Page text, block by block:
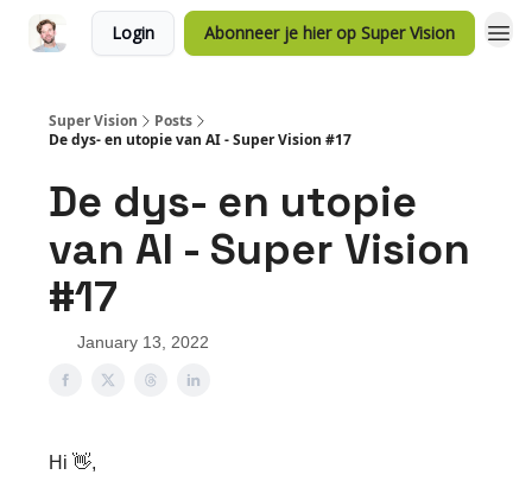
Login Abonneer je hier op Super Vision
Super Vision
Posts
De dys- en utopie van AI - Super Vision #17
De dys- en utopie
van AI - Super Vision
#17
January 13, 2022
Hi 👋,